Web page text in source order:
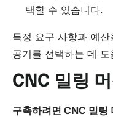
택할 수 있습니다.
특정 요구 사항과 예
공기를 선택하는 데
CNC 밀링
구축하려면 CNC 밀링